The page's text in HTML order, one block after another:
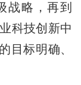
战略，再到
科技创新中
目标明确、